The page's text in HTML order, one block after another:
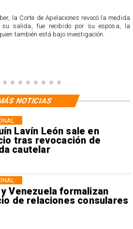
la Corte de Apelaciones revocó la medida
su salida, fue recibido por su esposa, la
también está bajo investigación.
Lavín León sale en
tras revocación de
cautelar
Venezuela formalizan
de relaciones consulares
NOTICIAS